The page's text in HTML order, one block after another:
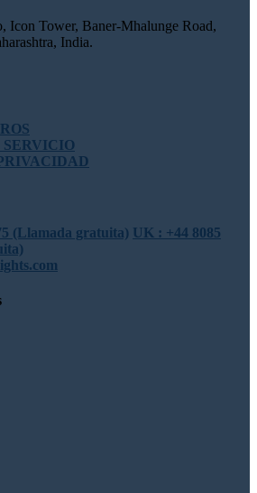
Icon Tower, Baner-Mhalunge Road,
India.
(Llamada gratuita) UK : +44 8085